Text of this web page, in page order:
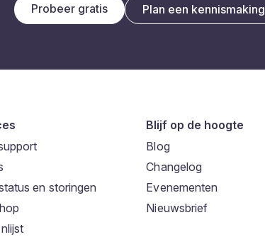
Probeer gratis Plan een kennismaking
en storingen
Blijf op de hoogte
Blog
Changelog
Evenementen
Nieuwsbrief